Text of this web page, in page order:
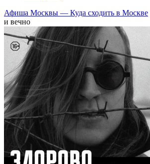
Афиша Москвы — Куда сходить в Москве
и вечно